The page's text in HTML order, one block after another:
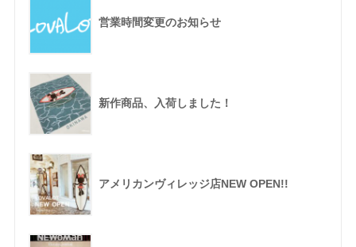
営業時間変更のお知らせ
新作商品、入荷しました！
アメリカンヴィレッジ店NEW OPEN!!